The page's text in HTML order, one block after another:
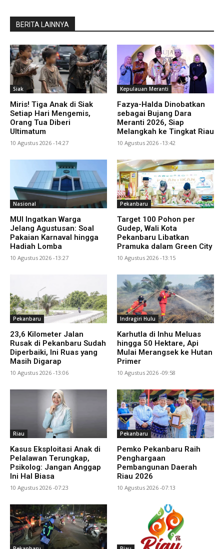
BERITA LAINNYA
Siak
Miris! Tiga Anak di Siak
Setiap Hari Mengemis,
Orang Tua Diberi
Ultimatum
10 Agustus 2026 -14:27
Kepulauan Meranti
Fazya-Halda Dinobatkan
sebagai Bujang Dara
Meranti 2026, Siap
Melangkah ke Tingkat Riau
10 Agustus 2026 -13:42
Nasional
MUI Ingatkan Warga
Jelang Agustusan: Soal
Pakaian Karnaval hingga
Hadiah Lomba
10 Agustus 2026 -13:27
Pekanbaru
Target 100 Pohon per
Gudep, Wali Kota
Pekanbaru Libatkan
Pramuka dalam Green City
10 Agustus 2026 -13:15
Pekanbaru
23,6 Kilometer Jalan
Rusak di Pekanbaru Sudah
Diperbaiki, Ini Ruas yang
Masih Digarap
10 Agustus 2026 -13:06
Indragiri Hulu
Karhutla di Inhu Meluas
hingga 50 Hektare, Api
Mulai Merangsek ke Hutan
Primer
10 Agustus 2026 -09:58
Riau
Kasus Eksploitasi Anak di
Pelalawan Terungkap,
Psikolog: Jangan Anggap
Ini Hal Biasa
10 Agustus 2026 -07:23
Pekanbaru
Pemko Pekanbaru Raih
Penghargaan
Pembangunan Daerah
Riau 2026
10 Agustus 2026 -07:13